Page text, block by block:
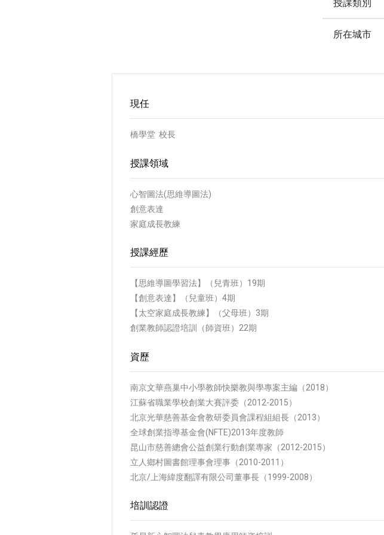
授課類別
所在城市
現任
橋學堂 校長
授課領域
心智圖法(思維導圖法)
創意表達
家庭成長教練
授課經歷
【思維導圖學習法】（兒青班）19期
【創意表達】（兒童班）4期
【太空家庭成長教練】（父母班）3期
創業教師認證培訓（師資班）22期
資歷
南京文華燕巢中小學教師快樂教與學專案主編（2018）
江蘇省職業學校創業大賽評委（2012-2015）
北京光華慈善基金會教研委員會課程組組長（2013）
全球創業指導基金會(NFTE)2013年度教師
昆山市慈善總會公益創業行動創業專家（2012-2015）
立人鄉村圖書館理事會理事（2010-2011）
北京/上海緯度翻譯有限公司董事長（1999-2008）
培訓認證